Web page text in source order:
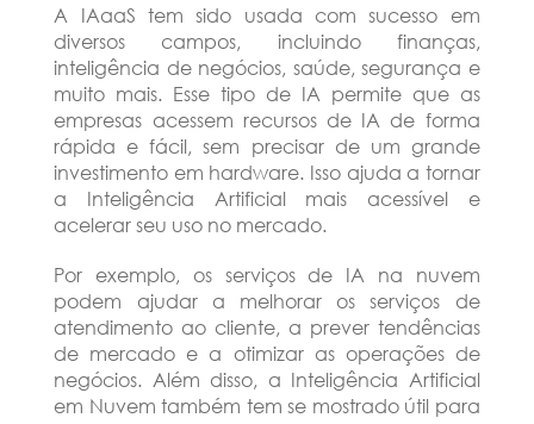
A IAaaS tem sido usada com sucesso em
diversos campos, incluindo finanças,
inteligência de negócios, saúde, segurança e
muito mais. Esse tipo de IA permite que as
empresas acessem recursos de IA de forma
rápida e fácil, sem precisar de um grande
investimento em hardware. Isso ajuda a tornar
a Inteligência Artificial mais acessível e
acelerar seu uso no mercado.
Por exemplo, os serviços de IA na nuvem
podem ajudar a melhorar os serviços de
atendimento ao cliente, a prever tendências
de mercado e a otimizar as operações de
negócios. Além disso, a Inteligência Artificial
em Nuvem também tem se mostrado útil para